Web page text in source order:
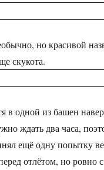
но красивой
скукота.
в одной из башен
ждать два часа,
ещё одну попытку
отлётом, но ровно